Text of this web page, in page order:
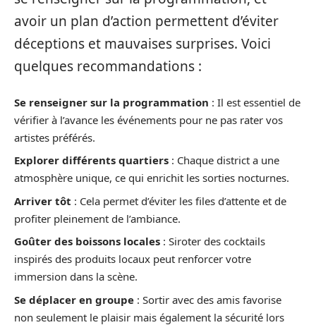
avoir un plan d’action permettent d’éviter
déceptions et mauvaises surprises. Voici
quelques recommandations :
Se renseigner sur la programmation : Il est essentiel de
vérifier à l’avance les événements pour ne pas rater vos
artistes préférés.
Explorer différents quartiers : Chaque district a une
atmosphère unique, ce qui enrichit les sorties nocturnes.
Arriver tôt : Cela permet d’éviter les files d’attente et de
profiter pleinement de l’ambiance.
Goûter des boissons locales : Siroter des cocktails
inspirés des produits locaux peut renforcer votre
immersion dans la scène.
Se déplacer en groupe : Sortir avec des amis favorise
non seulement le plaisir mais également la sécurité lors